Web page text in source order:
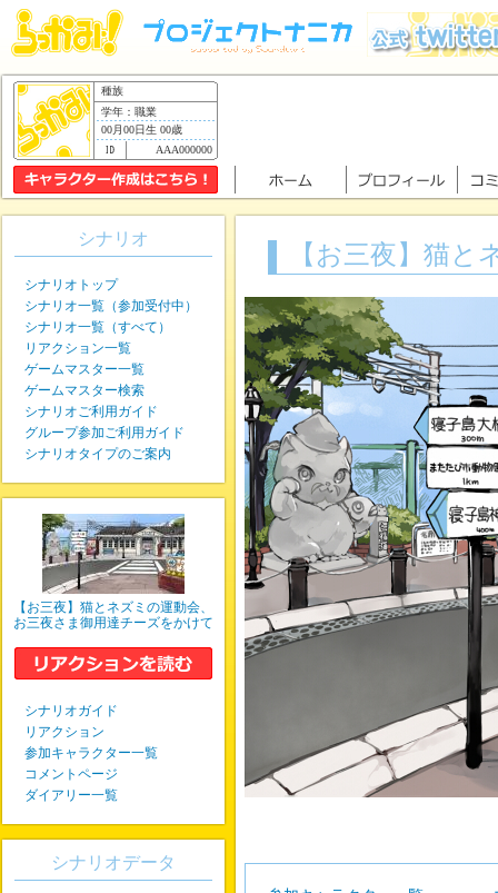
種族
学年：職業
00月00日生 00歳
AAA000000
【お三夜】猫
シナリオ
シナリオトップ
シナリオ一覧（参加受付中）
シナリオ一覧（すべて）
リアクション一覧
ゲームマスター一覧
ゲームマスター検索
シナリオご利用ガイド
グループ参加ご利用ガイド
シナリオタイプのご案内
【お三夜】猫とネズミの運動会、
お三夜さま御用達チーズをかけて
シナリオガイド
リアクション
参加キャラクター一覧
コメントページ
ダイアリー一覧
シナリオデータ